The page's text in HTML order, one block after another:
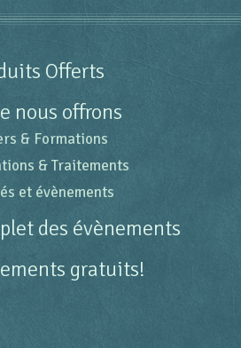
Offerts
nous offrons
& Formations
& Traitements
et évènements
des évènements
gratuits!